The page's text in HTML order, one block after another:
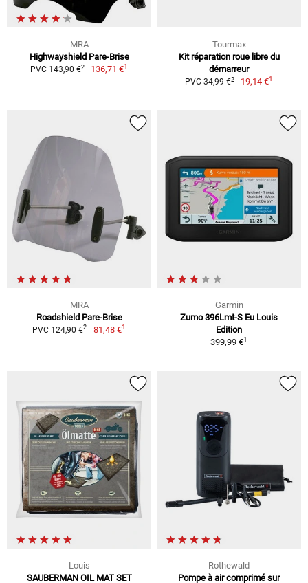
MRA
Highwayshield Pare-Brise
PVC 143,90 €2 136,71 €1
Tourmax
Kit réparation roue libre du
démarreur
PVC 34,99 €2 19,14 €1
MRA
Roadshield Pare-Brise
PVC 124,90 €2 81,48 €1
Garmin
Zumo 396Lmt-S Eu Louis
Edition
399,99 €1
Louis
SAUBERMAN OIL MAT SET
Rothewald
Pompe à air comprimé sur